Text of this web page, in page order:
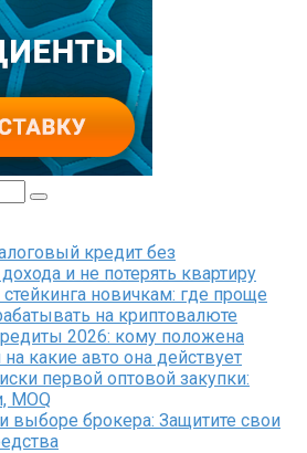
кредит без
и не потерять квартиру
новичкам: где проще
на криптовалюте
2026: кому положена
какие авто она действует
первой оптовой закупки:
MOQ
выборе брокера: Защитите свои